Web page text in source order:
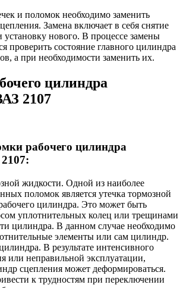
и поломок необходимо заменить
Замена включает в себя снятие
установку нового. В процессе замены
проверить состояние главного цилиндра
а при необходимости заменить их.
цилиндра
2107
рабочего цилиндра
жидкости. Одной из наиболее
поломок является утечка тормозной
цилиндра. Это может быть
уплотнительных колец или трещинами
цилиндра. В данном случае необходимо
элементы или сам цилиндр.
В результате интенсивного
или неправильной эксплуатации,
сцепления может деформироваться.
к трудностям при переключении